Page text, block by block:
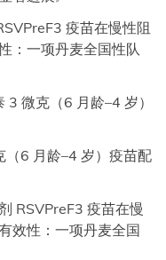
疫苗在慢性阻
：一项丹麦全国性队
3 微克（6 月龄–4 岁）
（6 月龄–4 岁）疫苗配
RSVPreF3 疫苗在慢
效性：一项丹麦全国